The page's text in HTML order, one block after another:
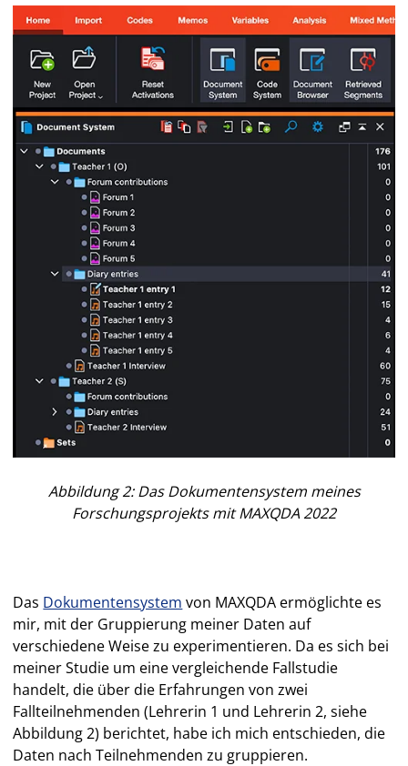
Abbildung 2: Das Dokumentensystem meines
Forschungsprojekts mit MAXQDA 2022
Das Dokumentensystem von MAXQDA ermöglichte es
mir, mit der Gruppierung meiner Daten auf
verschiedene Weise zu experimentieren. Da es sich bei
meiner Studie um eine vergleichende Fallstudie
handelt, die über die Erfahrungen von zwei
Fallteilnehmenden (Lehrerin 1 und Lehrerin 2, siehe
Abbildung 2) berichtet, habe ich mich entschieden, die
Daten nach Teilnehmenden zu gruppieren.